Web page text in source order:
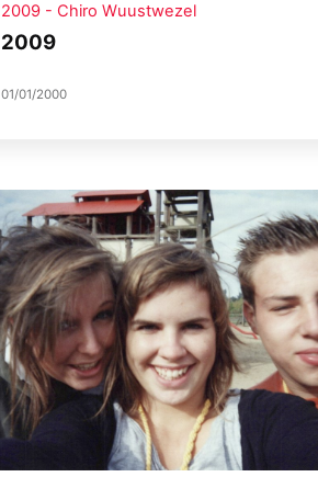
2009 - Chiro Wuustwezel
2009
01/01/2000